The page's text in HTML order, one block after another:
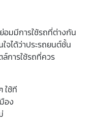
อมมีการใช้รถที่ต่างกัน
จได้ว่าประรถยนต์ชั้น
ล์การใช้รถที่ควร
ใช้ที
อง